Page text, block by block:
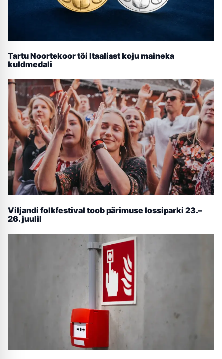
Tartu Noortekoor tõi Itaaliast koju maineka
kuldmedali
Viljandi folkfestival toob pärimuse lossiparki 23.–
26. juulil